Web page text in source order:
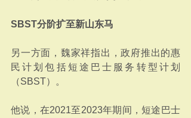
SBST分阶扩至新山东马
另一方面，魏家祥指出，政府推出的惠
民计划包括短途巴士服务转型计划
（SBST）。
他说，在2021至2023年期间，短途巴士